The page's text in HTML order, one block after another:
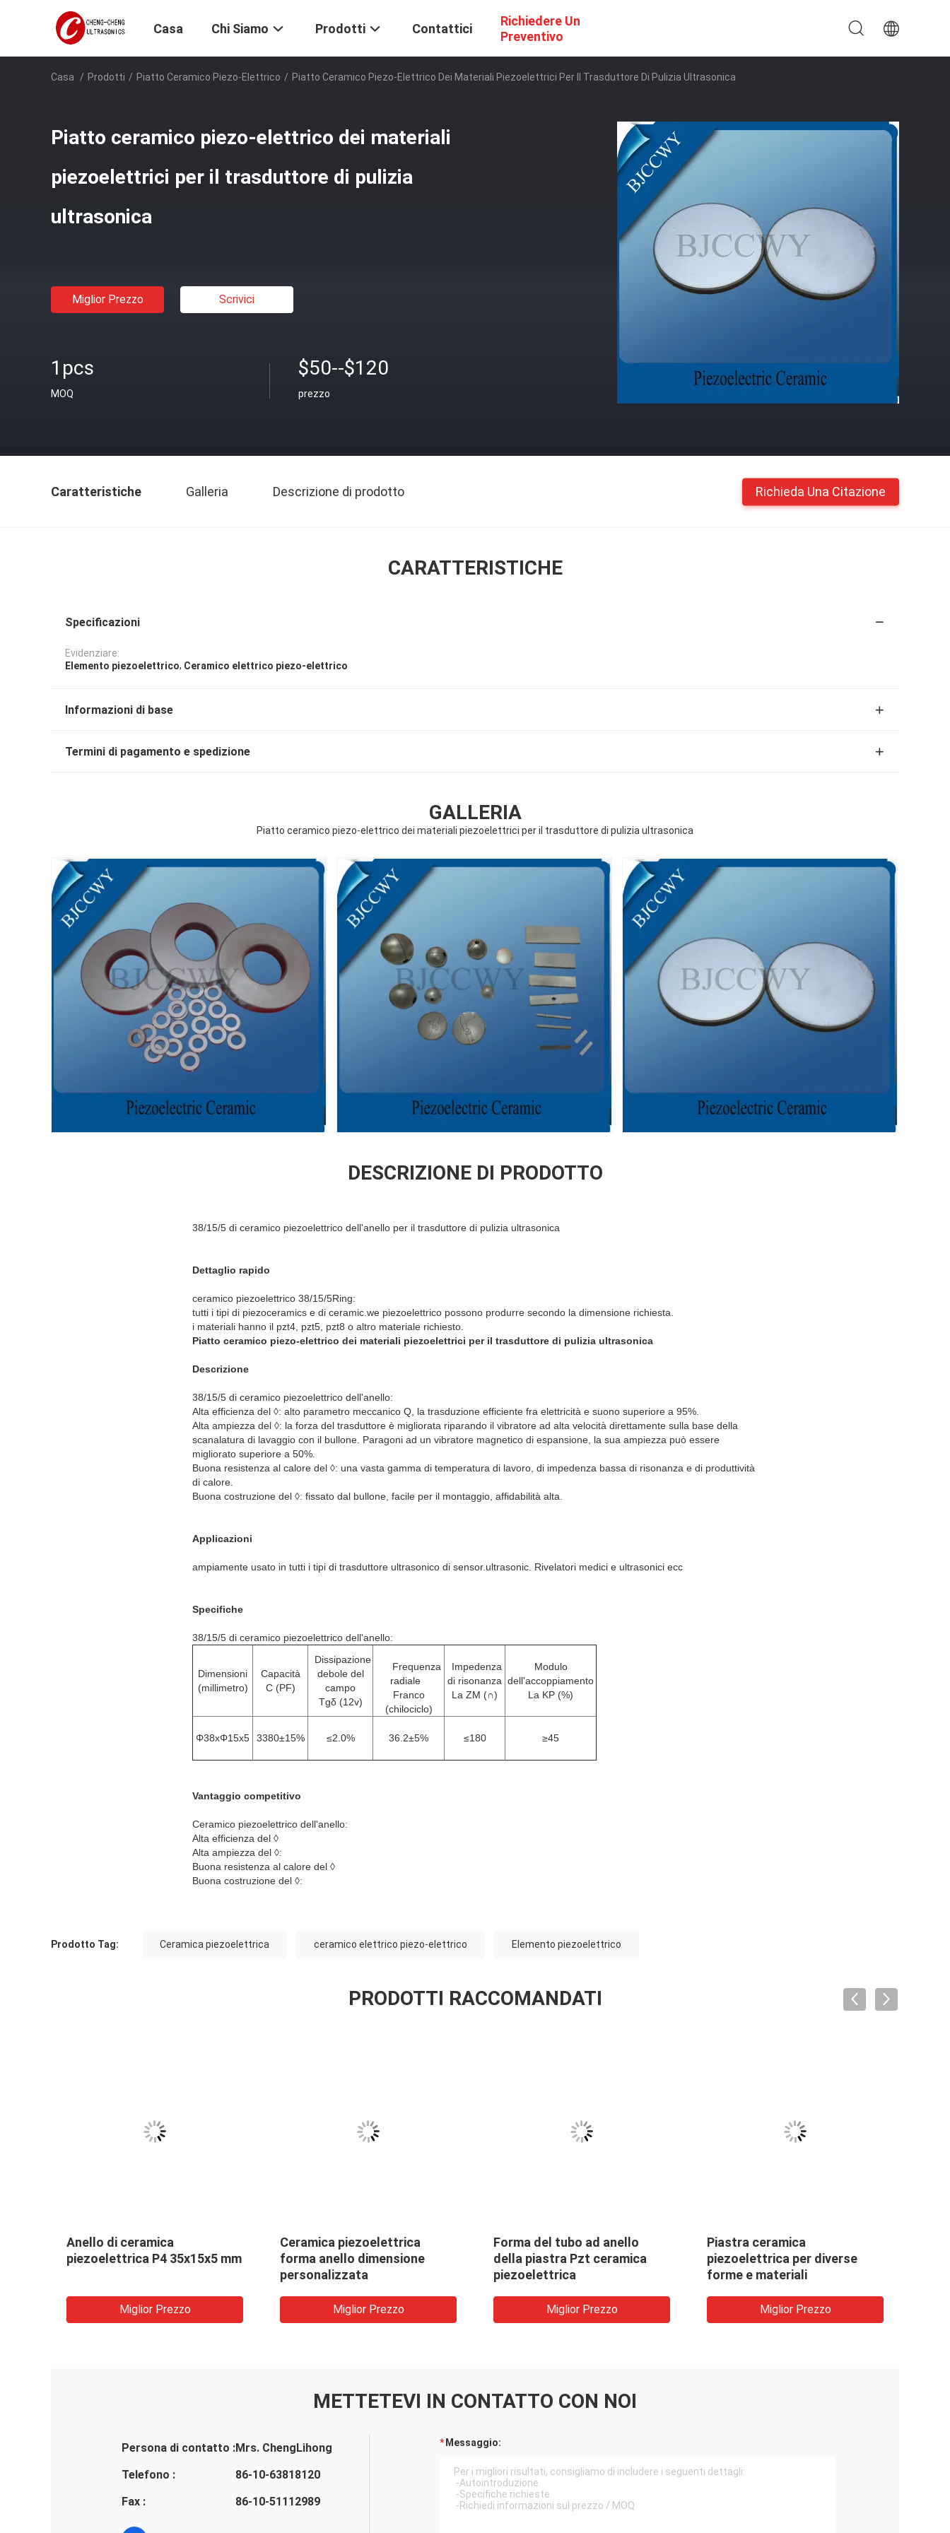
Casa Chi Siamo Prodotti Contattici
Richiedere Un
Preventivo
Casa / Prodotti / Piatto Ceramico Piezo-Elettrico / Piatto Ceramico Piezo-Elettrico Dei Materiali Piezoelettrici Per Il Trasduttore Di Pulizia Ultrasonica
Piatto ceramico piezo-elettrico dei materiali
piezoelettrici per il trasduttore di pulizia
ultrasonica
Miglior Prezzo Scrivici
1pcs
MOQ
$50--$120
prezzo
Caratteristiche Galleria Descrizione di prodotto Richieda Una Citazione
CARATTERISTICHE
Specificazioni
Evidenziare:
Elemento piezoelettrico, Ceramico elettrico piezo-elettrico
Informazioni di base
Termini di pagamento e spedizione
GALLERIA
Piatto ceramico piezo-elettrico dei materiali piezoelettrici per il trasduttore di pulizia ultrasonica
DESCRIZIONE DI PRODOTTO
38/15/5 di ceramico piezoelettrico dell'anello per il trasduttore di pulizia ultrasonica
Dettaglio rapido
ceramico piezoelettrico 38/15/5Ring:
tutti i tipi di piezoceramics e di ceramic.we piezoelettrico possono produrre secondo la dimensione richiesta.
i materiali hanno il pzt4, pzt5, pzt8 o altro materiale richiesto.
Piatto ceramico piezo-elettrico dei materiali piezoelettrici per il trasduttore di pulizia ultrasonica
Descrizione
38/15/5 di ceramico piezoelettrico dell'anello:
Alta efficienza del ◊: alto parametro meccanico Q, la trasduzione efficiente fra elettricità e suono superiore a 95%.
Alta ampiezza del ◊: la forza del trasduttore è migliorata riparando il vibratore ad alta velocità direttamente sulla base della
scanalatura di lavaggio con il bullone. Paragoni ad un vibratore magnetico di espansione, la sua ampiezza può essere
migliorato superiore a 50%.
Buona resistenza al calore del ◊: una vasta gamma di temperatura di lavoro, di impedenza bassa di risonanza e di produttività
di calore.
Buona costruzione del ◊: fissato dal bullone, facile per il montaggio, affidabilità alta.
Applicazioni
ampiamente usato in tutti i tipi di trasduttore ultrasonico di sensor.ultrasonic. Rivelatori medici e ultrasonici ecc
Specifiche
38/15/5 di ceramico piezoelettrico dell'anello:
Dimensioni
(millimetro)
Capacità
C (PF)
Dissipazione
debole del
campo
Tgδ (12v)
Frequenza
radiale
Franco
(chilociclo)
Impedenza
di risonanza
La ZM (∩)
Modulo
dell'accoppiamento
La KP (%)
Φ38xΦ15x5 3380±15% ≤2.0% 36.2±5% ≤180 ≥45
Vantaggio competitivo
Ceramico piezoelettrico dell'anello:
Alta efficienza del ◊
Alta ampiezza del ◊:
Buona resistenza al calore del ◊
Buona costruzione del ◊:
Prodotto Tag: Ceramica piezoelettrica ceramico elettrico piezo-elettrico Elemento piezoelettrico
PRODOTTI RACCOMANDATI
Anello di ceramica
piezoelettrica P4 35x15x5 mm
Miglior Prezzo
Ceramica piezoelettrica
forma anello dimensione
personalizzata
Miglior Prezzo
Forma del tubo ad anello
della piastra Pzt ceramica
piezoelettrica
Miglior Prezzo
Piastra ceramica
piezoelettrica per diverse
forme e materiali
Miglior Prezzo
METTETEVI IN ​​CONTATTO CON NOI
Persona di contatto :Mrs. ChengLihong
Telefono :
86-10-63818120
Fax :
86-10-51112989
Messaggio: